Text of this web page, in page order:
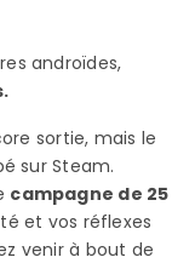
androïdes,
sortie, mais le
sur Steam.
campagne de 25
et vos réflexes
venir à bout de